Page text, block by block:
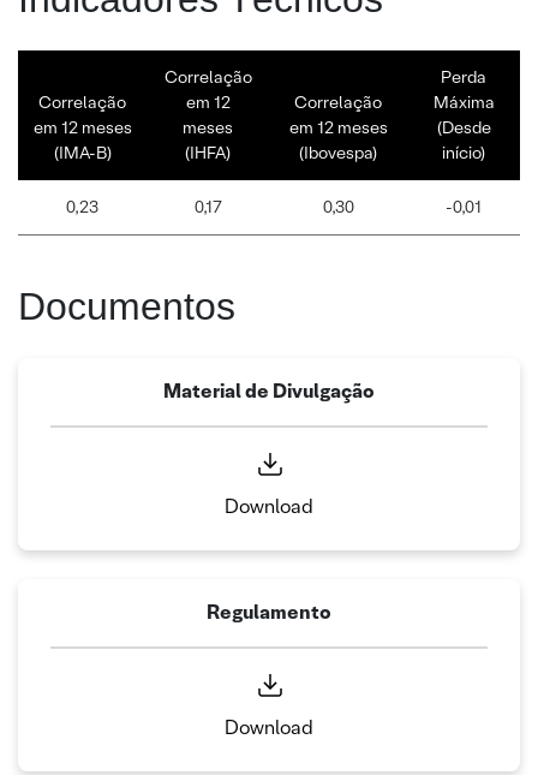
Correlação
em 12 meses
(IMA-B)
Correlação
em 12
meses
(IHFA)
Correlação
em 12 meses
(Ibovespa)
Perda
Máxima
(Desde
início)
0,23 0,17 0,30 -0,01
Documentos
Material de Divulgação
Download
Regulamento
Download